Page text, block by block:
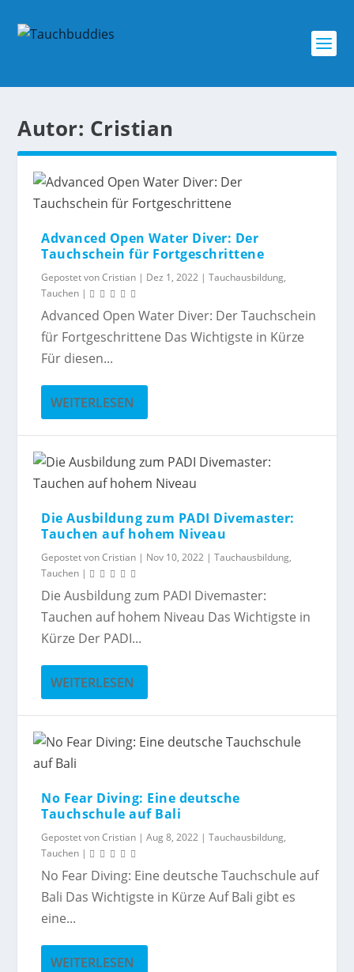
Autor: Cristian
Advanced Open Water Diver: Der
Tauchschein für Fortgeschrittene
Gepostet vonCristian | Dez 1, 2022 |Tauchausbildung,
Tauchen |
Advanced Open Water Diver: Der Tauchschein
für Fortgeschrittene Das Wichtigste in Kürze
Für diesen...
WEITERLESEN
Die Ausbildung zum PADI Divemaster:
Tauchen auf hohem Niveau
Gepostet vonCristian | Nov 10, 2022 |Tauchausbildung,
Tauchen |
Die Ausbildung zum PADI Divemaster:
Tauchen auf hohem Niveau Das Wichtigste in
Kürze Der PADI...
WEITERLESEN
No Fear Diving: Eine deutsche
Tauchschule auf Bali
Gepostet vonCristian |Aug 8, 2022 |Tauchausbildung,
Tauchen |
No Fear Diving: Eine deutsche Tauchschule auf
Bali Das Wichtigste in Kürze Auf Bali gibt es
eine...
WEITERLESEN